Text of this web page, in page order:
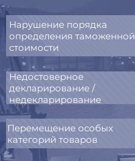
Нарушение порядка
определения таможенной
стоимости
Недостоверное
декларирование /
недекларирование
Перемещение особых
категорий товаров